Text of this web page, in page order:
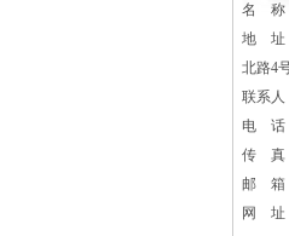
名 称
地 址
北路4
联系人
电 话
传 真
邮 箱
网 址